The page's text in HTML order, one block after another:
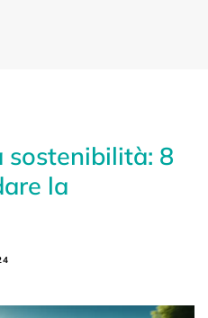
sostenibilità: 8
la